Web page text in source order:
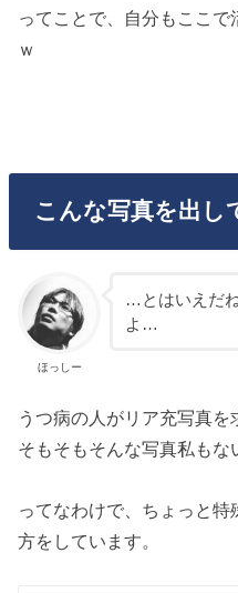
ってことで、自分もここ
ｗ
こんな写真を出し
ほっしー
…とはいえだ
よ…
うつ病の人がリア充写真を
そもそもそんな写真私もな
ってなわけで、ちょっと特
方をしています。